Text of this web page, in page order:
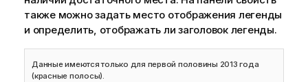
также можно задать место отображения легенды
и определить, отображать ли заголовок легенды.
Данные имеются только для первой половины 2013 года
(красные полосы).